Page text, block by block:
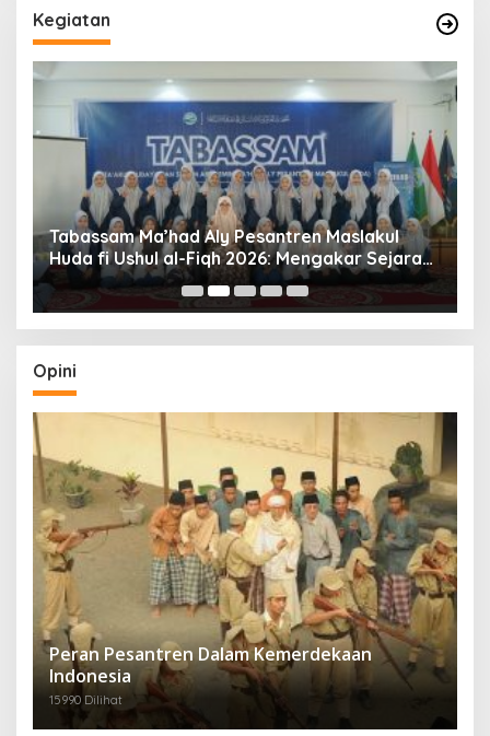
Kegiatan
Tabassam Ma’had Aly Pesantren Maslakul
Huda fi Ushul al-Fiqh 2026: Mengakar Sejarah,
Menjangkau Peradaban”
Opini
Peran Pesantren Dalam Kemerdekaan
Indonesia
15990 Dilihat